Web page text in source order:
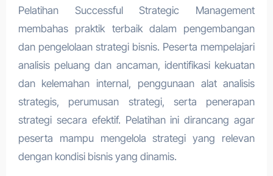
Pelatihan Successful Strategic Management
membahas praktik terbaik dalam pengembangan
dan pengelolaan strategi bisnis. Peserta mempelajari
analisis peluang dan ancaman, identifikasi kekuatan
dan kelemahan internal, penggunaan alat analisis
strategis, perumusan strategi, serta penerapan
strategi secara efektif. Pelatihan ini dirancang agar
peserta mampu mengelola strategi yang relevan
dengan kondisi bisnis yang dinamis.